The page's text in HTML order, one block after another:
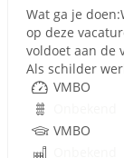
Wat ga je
op deze
voldoet aan de
Als schilder
VMBO
VMBO